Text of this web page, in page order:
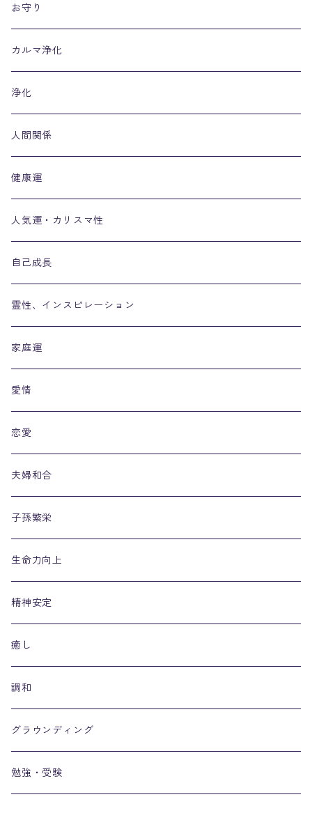
お守り
カルマ浄化
浄化
人間関係
健康運
人気運・カリスマ性
自己成長
霊性、インスピレーション
家庭運
愛情
恋愛
夫婦和合
子孫繁栄
生命力向上
精神安定
癒し
調和
グラウンディング
勉強・受験